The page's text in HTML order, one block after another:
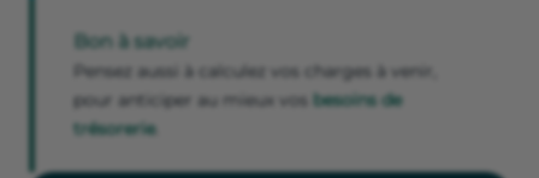
Bon à savoir
Pensez aussi à calculez vos charges à venir,
pour anticiper au mieux vos besoins de
trésorerie.